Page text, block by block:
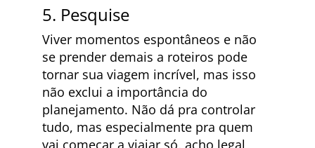
5. Pesquise
Viver momentos espontâneos e não
se prender demais a roteiros pode
tornar sua viagem incrível, mas isso
não exclui a importância do
planejamento. Não dá pra controlar
tudo, mas especialmente pra quem
vai começar a viajar só, acho legal